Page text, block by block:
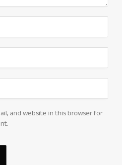
and website in this browser for